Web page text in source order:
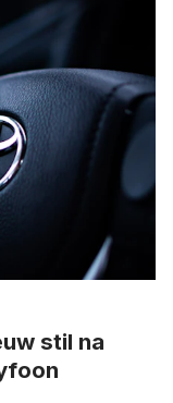
stil na